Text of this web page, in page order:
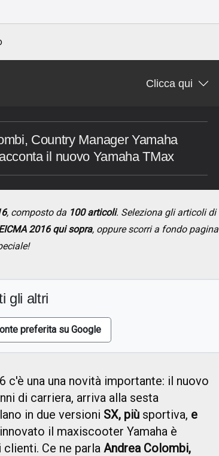
Clicca qui
Country Manager Yamaha
il nuovo Yamaha TMax
, composto da 100 articoli. Seleziona gli articoli di
2016 qui sopra, oppure scorri a fondo pagina
gli altri
preferita su Google
una una novità importante: il nuovo
di carriera, arriva alla sesta
in due versioni SX, più sportiva, e
il maxiscooter Yamaha è
Ce ne parla Andrea Colombi,